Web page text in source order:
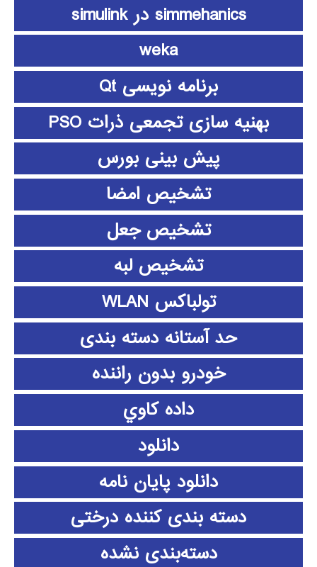
simmehanics در simulink
weka
برنامه نویسی Qt
بهنیه سازی تجمعی ذرات PSO
پیش بینی بورس
تشخیص امضا
تشخیص جعل
تشخیص لبه
تولباکس WLAN
حد آستانه دسته بندی
خودرو بدون راننده
داده كاوي
دانلود
دانلود پايان نامه
دسته بندی کننده درختی
دسته‌بندی نشده